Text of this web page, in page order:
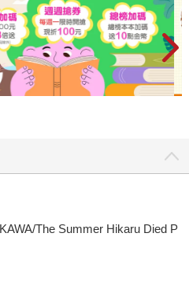
The Summer Hikaru Died P